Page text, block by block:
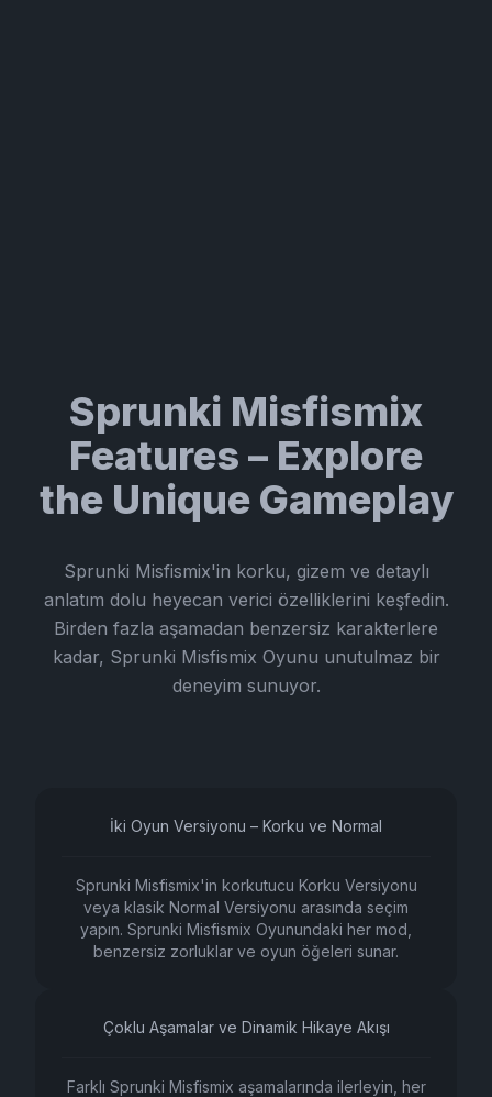
Sprunki Misfismix
Features – Explore
the Unique Gameplay
Sprunki Misfismix'in korku, gizem ve detaylı
anlatım dolu heyecan verici özelliklerini keşfedin.
Birden fazla aşamadan benzersiz karakterlere
kadar, Sprunki Misfismix Oyunu unutulmaz bir
deneyim sunuyor.
İki Oyun Versiyonu – Korku ve Normal
Sprunki Misfismix'in korkutucu Korku Versiyonu
veya klasik Normal Versiyonu arasında seçim
yapın. Sprunki Misfismix Oyunundaki her mod,
benzersiz zorluklar ve oyun öğeleri sunar.
Çoklu Aşamalar ve Dinamik Hikaye Akışı
Farklı Sprunki Misfismix aşamalarında ilerleyin, her